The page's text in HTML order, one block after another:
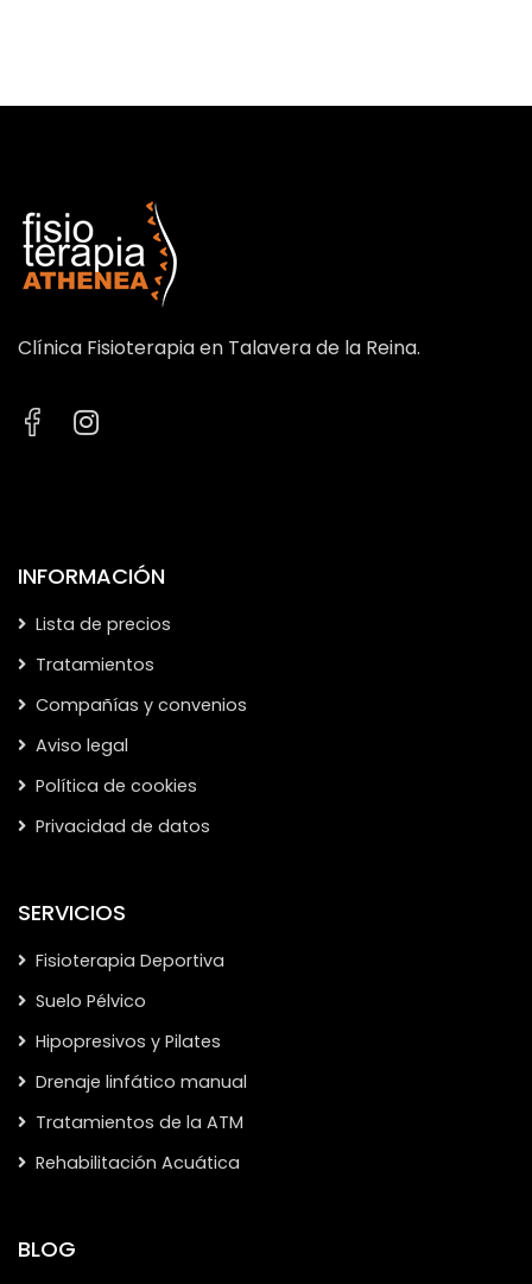
Clínica Fisioterapia en Talavera de la Reina.
INFORMACIÓN
Lista de precios
Tratamientos
Compañías y convenios
Aviso legal
Política de cookies
Privacidad de datos
SERVICIOS
Fisioterapia Deportiva
Suelo Pélvico
Hipopresivos y Pilates
Drenaje linfático manual
Tratamientos de la ATM
Rehabilitación Acuática
BLOG